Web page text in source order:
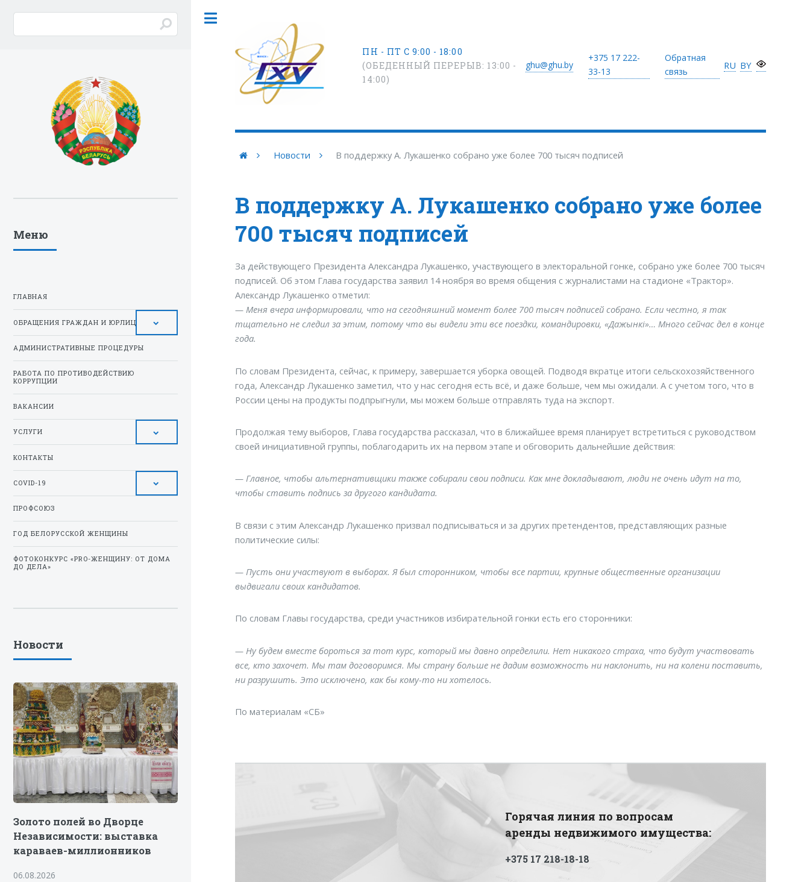
ПН - ПТ С 9:00 - 18:00
(ОБЕДЕННЫЙ ПЕРЕРЫВ: 13:00 -
14:00)
ghu@ghu.by
+375 17 222-
33-13
Обратная
связь
RU BY
Новости В поддержку А. Лукашенко собрано уже более 700 тысяч подписей
В поддержку А. Лукашенко собрано уже более
700 тысяч подписей
За действующего Президента Александра Лукашенко, участвующего в электоральной гонке, собрано уже более 700 тысяч
подписей. Об этом Глава государства заявил 14 ноября во время общения с журналистами на стадионе «Трактор».
Александр Лукашенко отметил:
— Меня вчера информировали, что на сегодняшний момент более 700 тысяч подписей собрано. Если честно, я так
тщательно не следил за этим, потому что вы видели эти все поездки, командировки, «Дажынкi»… Много сейчас дел в конце
года.
По словам Президента, сейчас, к примеру, завершается уборка овощей. Подводя вкратце итоги сельскохозяйственного
года, Александр Лукашенко заметил, что у нас сегодня есть всё, и даже больше, чем мы ожидали. А с учетом того, что в
России цены на продукты подпрыгнули, мы можем больше отправлять туда на экспорт.
Продолжая тему выборов, Глава государства рассказал, что в ближайшее время планирует встретиться с руководством
своей инициативной группы, поблагодарить их на первом этапе и обговорить дальнейшие действия:
— Главное, чтобы альтернативщики также собирали свои подписи. Как мне докладывают, люди не очень идут на то,
чтобы ставить подпись за другого кандидата.
В связи с этим Александр Лукашенко призвал подписываться и за других претендентов, представляющих разные
политические силы:
— Пусть они участвуют в выборах. Я был сторонником, чтобы все партии, крупные общественные организации
выдвигали своих кандидатов.
По словам Главы государства, среди участников избирательной гонки есть его сторонники:
— Ну будем вместе бороться за тот курс, который мы давно определили. Нет никакого страха, что будут участвовать
все, кто захочет. Мы там договоримся. Мы страну больше не дадим возможность ни наклонить, ни на колени поставить,
ни разрушить. Это исключено, как бы кому-то ни хотелось.
По материалам «СБ»
Горячая линия по вопросам
аренды недвижимого имущества:
+375 17 218-18-18
Меню
ГЛАВНАЯ
ОБРАЩЕНИЯ ГРАЖДАН И ЮРЛИЦ
АДМИНИСТРАТИВНЫЕ ПРОЦЕДУРЫ
РАБОТА ПО ПРОТИВОДЕЙСТВИЮ
КОРРУПЦИИ
ВАКАНСИИ
УСЛУГИ
КОНТАКТЫ
COVID-19
ПРОФСОЮЗ
ГОД БЕЛОРУССКОЙ ЖЕНЩИНЫ
ФОТОКОНКУРС «PRO-ЖЕНЩИНУ: ОТ ДОМА
ДО ДЕЛА»
Новости
Золото полей во Дворце
Независимости: выставка
караваев-миллионников
06.08.2026